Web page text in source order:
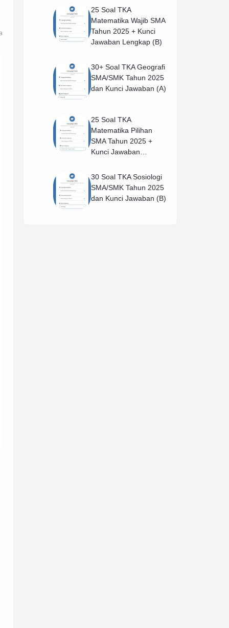
25 Soal TKA
Matematika Wajib SMA
Tahun 2025 + Kunci
Jawaban Lengkap (B)
30+ Soal TKA Geografi
SMA/SMK Tahun 2025
dan Kunci Jawaban (A)
25 Soal TKA
Matematika Pilihan
SMA Tahun 2025 +
Kunci Jawaban
30 Soal TKA Sosiologi
SMA/SMK Tahun 2025
dan Kunci Jawaban (B)